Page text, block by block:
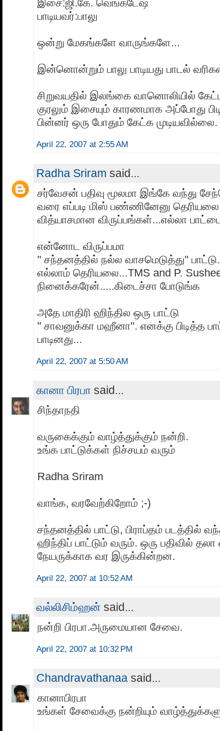
இசை:ஜி.கே. வெங்கடேஷ்
பாடியவர்:பாலு
ஒன்று மேகங்களே வாருங்களே...
இன்னொன்றும் பாலு பாடியது பாடல்
சிறுவயதில் இலங்கை வானொலியில்
குரலும் இசையும் காரணமாக அப்போது
பின்னர் ஒரு போதும் கேட்க முடியவில்லை.
April 22, 2007 at 2:55 AM
Radha Sriram said...
சர்வேசன் பதிவு மூலமா இங்கே வந்து
வரை எப்படி மிஸ் பண்ணினேனு தெரியலை
வித்யாசமான விருப்பங்கள்...எல்லா
என்னோட விருப்பமா
" சந்தனத்தில் நல்ல வாசமெடுத்து"
எல்லாம் தெரியலை...TMS and P.
நினைக்கரேன்.....கிடைச்சா போடுங்க
அதே மாதிரி ஹிந்தில ஒரு பாட்டு
" சாவனுக்கா மஹீனா". எனக்கு பிடித்த
பாடினது...
April 22, 2007 at 5:50 AM
கானா பிரபா said...
சிந்தாநதி
வருகைக்கும் வாழ்த்துக்கும் நன்றி.
உங்க பாட்டுக்கள் நிச்சயம் வரும்
Radha Sriram
வாங்க, வரவேற்கிறோம் ;-)
சந்தனத்தில் பாட்டு, பிராப்தம் படத்தில்
ஹிந்திப் பாட்டும் வரும். ஒரு பதிவில்
நேயருக்காக வர இருக்கின்றன.
April 22, 2007 at 10:52 AM
வல்லிசிம்ஹன் said...
நன்றி பிரபா.அருமையான சேவை.
April 22, 2007 at 10:32 PM
Chandravathanaa said...
கானாபிரபா
உங்கள் சேவைக்கு நன்றியும்